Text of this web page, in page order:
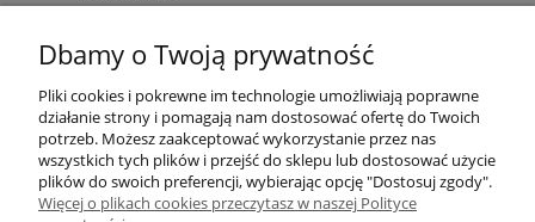
ZAMAWIANIE
Dbamy o Twoją prywatność
Pliki cookies i pokrewne im technologie umożliwiają poprawne
działanie strony i pomagają nam dostosować ofertę do Twoich
potrzeb. Możesz zaakceptować wykorzystanie przez nas
wszystkich tych plików i przejść do sklepu lub dostosować użycie
plików do swoich preferencji, wybierając opcję "Dostosuj zgody".
Więcej o plikach cookies przeczytasz w naszej Polityce